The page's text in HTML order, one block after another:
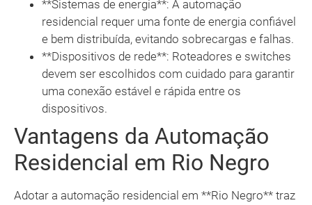
**Sistemas de energia**: A automação
residencial requer uma fonte de energia confiável
e bem distribuída, evitando sobrecargas e falhas.
**Dispositivos de rede**: Roteadores e switches
devem ser escolhidos com cuidado para garantir
uma conexão estável e rápida entre os
dispositivos.
Vantagens da Automação
Residencial em Rio Negro
Adotar a automação residencial em **Rio Negro** traz